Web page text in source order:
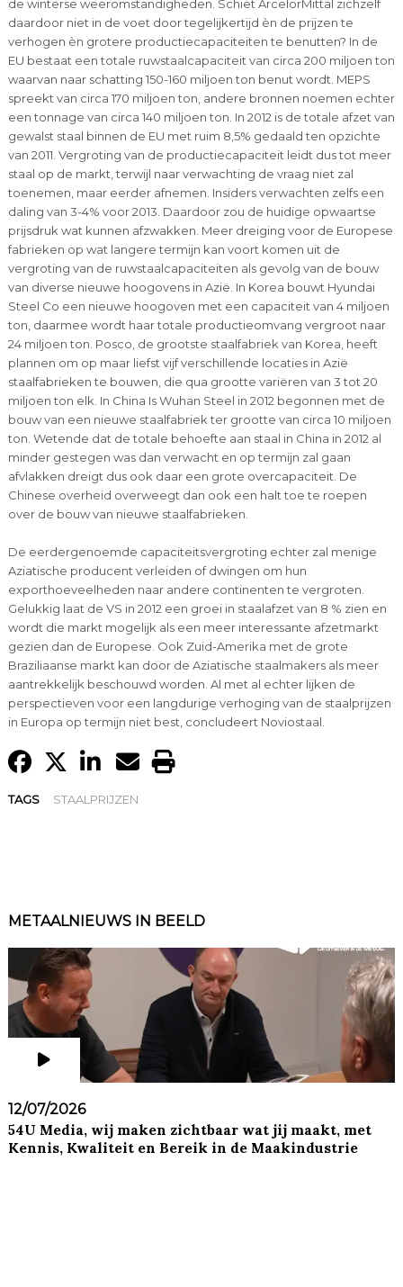
de winterse weeromstandigheden. Schiet ArcelorMittal zichzelf
daardoor niet in de voet door tegelijkertijd èn de prijzen te
verhogen èn grotere productiecapaciteiten te benutten? In de
EU bestaat een totale ruwstaalcapaciteit van circa 200 miljoen ton
waarvan naar schatting 150-160 miljoen ton benut wordt. MEPS
spreekt van circa 170 miljoen ton, andere bronnen noemen echter
een tonnage van circa 140 miljoen ton. In 2012 is de totale afzet van
gewalst staal binnen de EU met ruim 8,5% gedaald ten opzichte
van 2011. Vergroting van de productiecapaciteit leidt dus tot meer
staal op de markt, terwijl naar verwachting de vraag niet zal
toenemen, maar eerder afnemen. Insiders verwachten zelfs een
daling van 3-4% voor 2013. Daardoor zou de huidige opwaartse
prijsdruk wat kunnen afzwakken. Meer dreiging voor de Europese
fabrieken op wat langere termijn kan voort komen uit de
vergroting van de ruwstaalcapaciteiten als gevolg van de bouw
van diverse nieuwe hoogovens in Azië. In Korea bouwt Hyundai
Steel Co een nieuwe hoogoven met een capaciteit van 4 miljoen
ton, daarmee wordt haar totale productieomvang vergroot naar
24 miljoen ton. Posco, de grootste staalfabriek van Korea, heeft
plannen om op maar liefst vijf verschillende locaties in Azië
staalfabrieken te bouwen, die qua grootte variëren van 3 tot 20
miljoen ton elk. In China Is Wuhan Steel in 2012 begonnen met de
bouw van een nieuwe staalfabriek ter grootte van circa 10 miljoen
ton. Wetende dat de totale behoefte aan staal in China in 2012 al
minder gestegen was dan verwacht en op termijn zal gaan
afvlakken dreigt dus ook daar een grote overcapaciteit. De
Chinese overheid overweegt dan ook een halt toe te roepen
over de bouw van nieuwe staalfabrieken.
De eerdergenoemde capaciteitsvergroting echter zal menige
Aziatische producent verleiden of dwingen om hun
exporthoeveelheden naar andere continenten te vergroten.
Gelukkig laat de VS in 2012 een groei in staalafzet van 8 % zien en
wordt die markt mogelijk als een meer interessante afzetmarkt
gezien dan de Europese. Ook Zuid-Amerika met de grote
Braziliaanse markt kan door de Aziatische staalmakers als meer
aantrekkelijk beschouwd worden. Al met al echter lijken de
perspectieven voor een langdurige verhoging van de staalprijzen
in Europa op termijn niet best, concludeert Noviostaal.
TAGS STAALPRIJZEN
METAALNIEUWS IN BEELD
12/07/2026
54U Media, wij maken zichtbaar wat jij maakt, met
Kennis, Kwaliteit en Bereik in de Maakindustrie